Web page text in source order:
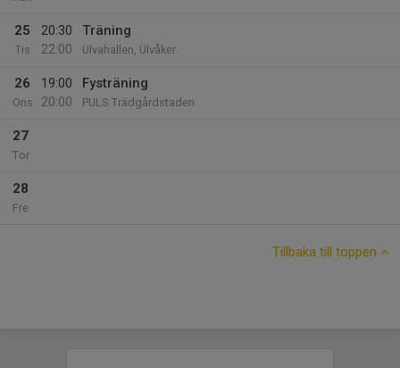
25
Tis
20:30
22:00
Träning
Ulvahallen, Ulvåker.
26
Ons
19:00
20:00
Fysträning
PULS Trädgårdstaden
27
Tor
28
Fre
Tillbaka till toppen